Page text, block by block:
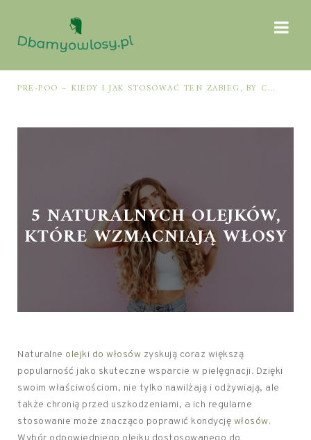
PRE-POO – KIEDY I JAK STOSOWAĆ TEN ZABIEG, BY CHRONIĆ I NAWILŻAĆ WŁOSY PRZED MYCIEM SZAMPONEM
5 NATURALNYCH OLEJKÓW,
KTÓRE WZMACNIAJĄ WŁOSY
Naturalne olejki do włosów zyskują coraz większą
popularność jako skuteczne wsparcie w pielęgnacji. Dzięki
swoim właściwościom, nie tylko nawilżają i odżywiają, ale
także chronią przed uszkodzeniami, a ich regularne
stosowanie może znacząco poprawić kondycję włosów.